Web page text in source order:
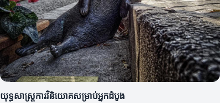
យុទ្ធសាស្ត្រការវិនិយោគសម្រាប់អ្នកដំបូង